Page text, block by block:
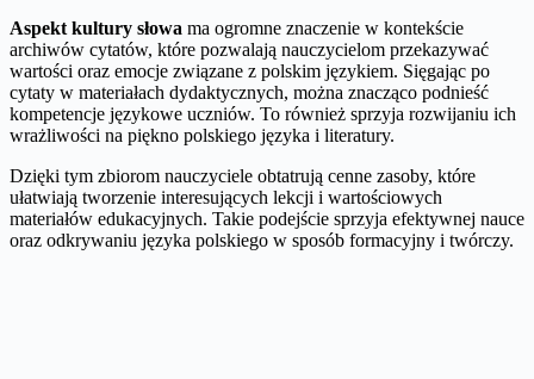
Aspekt kultury słowa ma ogromne znaczenie w kontekście
archiwów cytatów, które pozwalają nauczycielom przekazywać
wartości oraz emocje związane z polskim językiem. Sięgając po
cytaty w materiałach dydaktycznych, można znacząco podnieść
kompetencje językowe uczniów. To również sprzyja rozwijaniu ich
wrażliwości na piękno polskiego języka i literatury.
Dzięki tym zbiorom nauczyciele obtatrują cenne zasoby, które
ułatwiają tworzenie interesujących lekcji i wartościowych
materiałów edukacyjnych. Takie podejście sprzyja efektywnej nauce
oraz odkrywaniu języka polskiego w sposób formacyjny i twórczy.